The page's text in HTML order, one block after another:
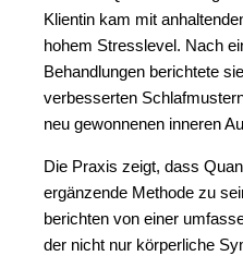
Klientin kam mit
hohem Stresslevel. Nach
Behandlungen berichtete
verbesserten
neu gewonnenen inneren
Die Praxis zeigt, dass
ergänzende Methode zu
berichten von einer
der nicht nur körperliche